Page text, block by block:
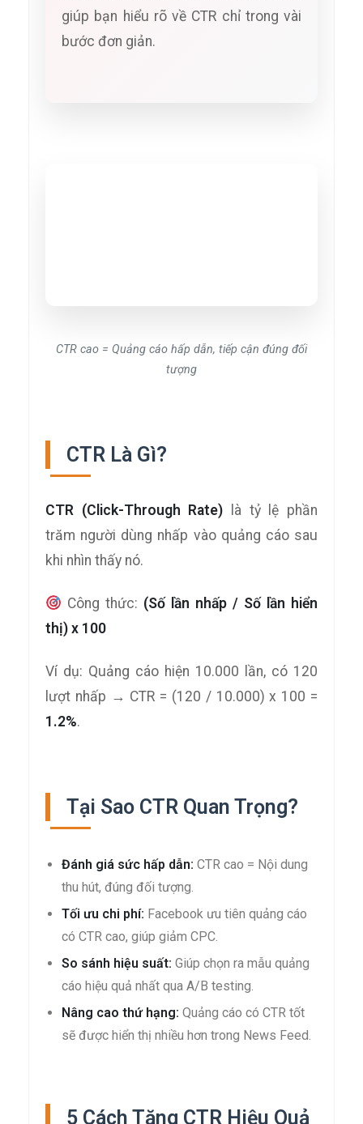
giúp bạn hiểu rõ về CTR chỉ trong vài
bước đơn giản.
CTR cao = Quảng cáo hấp dẫn, tiếp cận đúng đối
tượng
CTR Là Gì?
CTR (Click-Through Rate) là tỷ lệ phần
trăm người dùng nhấp vào quảng cáo sau
khi nhìn thấy nó.
Công thức: (Số lần nhấp / Số lần hiển
thị) x 100
Ví dụ: Quảng cáo hiện 10.000 lần, có 120
lượt nhấp → CTR = (120 / 10.000) x 100 =
1.2%.
Tại Sao CTR Quan Trọng?
Đánh giá sức hấp dẫn: CTR cao = Nội dung
thu hút, đúng đối tượng.
Tối ưu chi phí: Facebook ưu tiên quảng cáo
có CTR cao, giúp giảm CPC.
So sánh hiệu suất: Giúp chọn ra mẫu quảng
cáo hiệu quả nhất qua A/B testing.
Nâng cao thứ hạng: Quảng cáo có CTR tốt
sẽ được hiển thị nhiều hơn trong News Feed.
5 Cách Tăng CTR Hiệu Quả